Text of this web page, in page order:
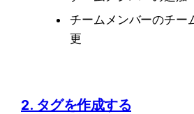
チームメンバーのチー
更
2. タグを作成する